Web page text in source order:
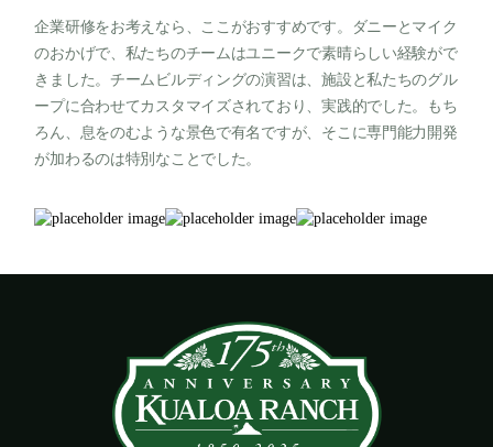
企業研修をお考えなら、ここがおすすめです。ダニーとマイク
のおかげで、私たちのチームはユニークで素晴らしい経験がで
きました。チームビルディングの演習は、施設と私たちのグル
ープに合わせてカスタマイズされており、実践的でした。もち
ろん、息をのむような景色で有名ですが、そこに専門能力開発
が加わるのは特別なことでした。